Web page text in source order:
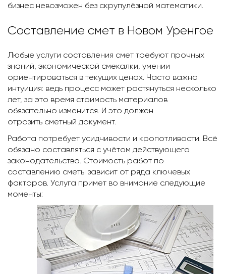
бизнес невозможен без скрупулёзной математики.
Составление смет в Новом Уренгое
Любые услуги составления смет требуют прочных
знаний, экономической смекалки, умении
ориентироваться в текущих ценах. Часто важна
интуиция: ведь процесс может растянуться несколько
лет, за это время стоимость материалов
обязательно изменится. И это должен
отразить сметный документ.
Работа потребует усидчивости и кропотливости. Всё
обязано составляться с учётом действующего
законодательства. Стоимость работ по
составлению сметы зависит от ряда ключевых
факторов. Услуга примет во внимание следующие
моменты: